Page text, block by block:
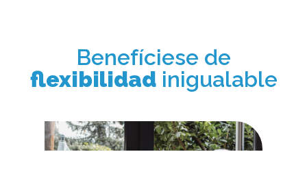
Benefíciese de
flexibilidadinigualable